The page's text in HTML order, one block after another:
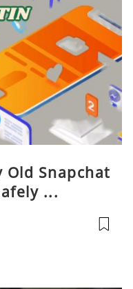
Old Snapchat
...